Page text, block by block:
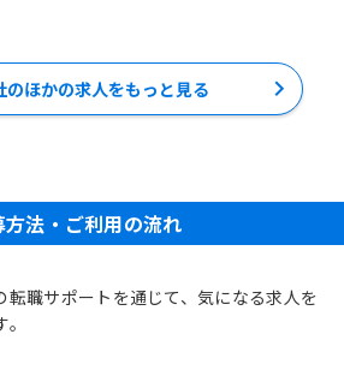
のほかの求人をもっと見る
方法・ご利用の流れ
転職サポートを通じて、気になる求人を